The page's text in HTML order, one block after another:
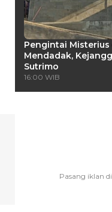
Pengintai Misterius
Mendadak,
Sutrimo
16:00 WIB